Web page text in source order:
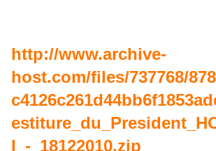
http://www.archive-
host.com/files/737768/
I_-_18122010.zip